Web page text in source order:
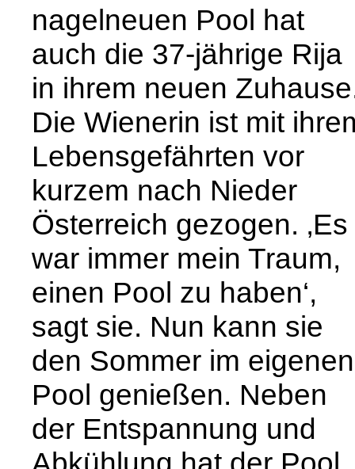
nagelneuen Pool hat
auch die 37-jährige Rija
in ihrem neuen
Die Wienerin ist mit
Lebensgefährten vor
kurzem nach Nieder
Österreich gezogen. ‚Es
war immer mein Traum,
einen Pool zu haben‘,
sagt sie. Nun kann sie
den Sommer im eigenen
Pool genießen. Neben
der Entspannung und